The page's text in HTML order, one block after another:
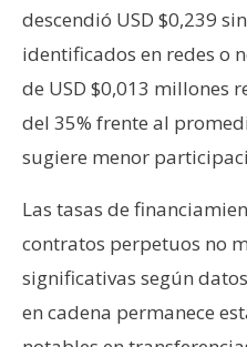
R
e
c
r
o
s
C
descendió USD $0,239
identificados en redes o
de USD $0,013 millones
del 35% frente al
sugiere menor
Las tasas de
contratos perpetuos no
significativas según
en cadena permanece